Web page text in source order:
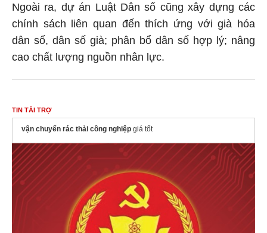
Ngoài ra, dự án Luật Dân số cũng xây dựng các
chính sách liên quan đến thích ứng với già hóa
dân số, dân số già; phân bổ dân số hợp lý; nâng
cao chất lượng nguồn nhân lực.
TIN TÀI TRỢ
vận chuyển rác thải công nghiệp giá tốt